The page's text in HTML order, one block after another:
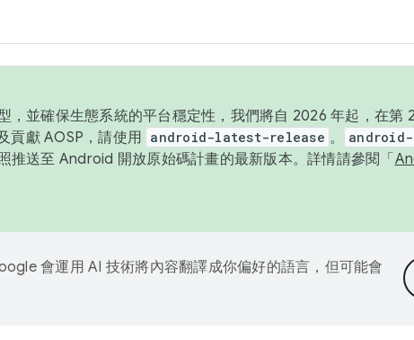
，並確保生態系統的平台穩定性，我們將自 2026 年起，在第
貢獻 AOSP，請使用 android-latest-release 。
推送至 Android 開放原始碼計畫的最新版本。詳情請參閱「
會運用 AI 技術將內容翻譯成你偏好的語言，但可能會